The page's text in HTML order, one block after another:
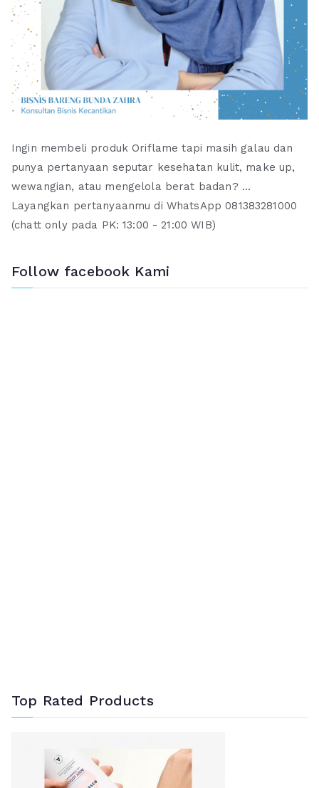
Ingin membeli produk Oriflame tapi masih galau dan
punya pertanyaan seputar kesehatan kulit, make up,
wewangian, atau mengelola berat badan? ...
Layangkan pertanyaanmu di WhatsApp 081383281000
(chatt only pada PK: 13:00 - 21:00 WIB)
Follow facebook Kami
Top Rated Products